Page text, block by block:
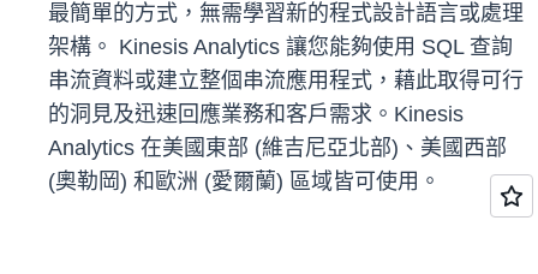
最簡單的方式，無需學習新的程式設計語言或處理
架構。 Kinesis Analytics 讓您能夠使用 SQL 查詢
串流資料或建立整個串流應用程式，藉此取得可行
的洞見及迅速回應業務和客戶需求。Kinesis
Analytics 在美國東部 (維吉尼亞北部)、美國西部
(奧勒岡) 和歐洲 (愛爾蘭) 區域皆可使用。